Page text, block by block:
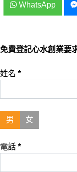
WhatsApp
免費登記心水創業要
姓名 *
男 女
電話 *